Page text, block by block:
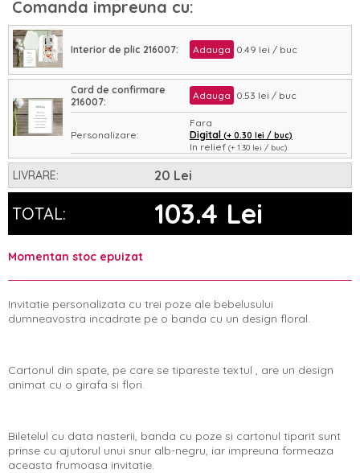
Comanda impreuna cu:
Interior de plic 216007: Adauga 0.49 lei / buc
Card de confirmare
216007:
Adauga 0.53 lei / buc
Personalizare:
Fara
Digital (+ 0.30 lei / buc)
In relief (+ 1.30 lei / buc)
Asamblare: Nu Da(+ 0.35 lei / buc)
LIVRARE: 20 Lei
TOTAL: 103.4 Lei
Momentan stoc epuizat
Invitatie personalizata cu trei poze ale bebelusului
dumneavostra incadrate pe o banda cu un design floral.
Cartonul din spate, pe care se tipareste textul , are un design
animat cu o girafa si flori.
Biletelul cu data nasterii, banda cu poze si cartonul tiparit sunt
prinse cu ajutorul unui snur alb-negru, iar impreuna formeaza
aceasta frumoasa invitatie.